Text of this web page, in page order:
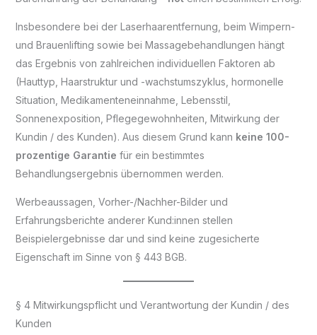
Insbesondere bei der Laserhaarentfernung, beim Wimpern-
und Brauenlifting sowie bei Massagebehandlungen hängt
das Ergebnis von zahlreichen individuellen Faktoren ab
(Hauttyp, Haarstruktur und -wachstumszyklus, hormonelle
Situation, Medikamenteneinnahme, Lebensstil,
Sonnenexposition, Pflegegewohnheiten, Mitwirkung der
Kundin / des Kunden). Aus diesem Grund kann keine 100-
prozentige Garantie für ein bestimmtes
Behandlungsergebnis übernommen werden.
Werbeaussagen, Vorher-/Nachher-Bilder und
Erfahrungsberichte anderer Kund:innen stellen
Beispielergebnisse dar und sind keine zugesicherte
Eigenschaft im Sinne von § 443 BGB.
§ 4 Mitwirkungspflicht und Verantwortung der Kundin / des
Kunden